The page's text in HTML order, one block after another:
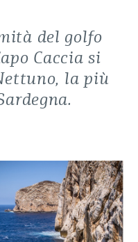
del golfo
Caccia si
la più